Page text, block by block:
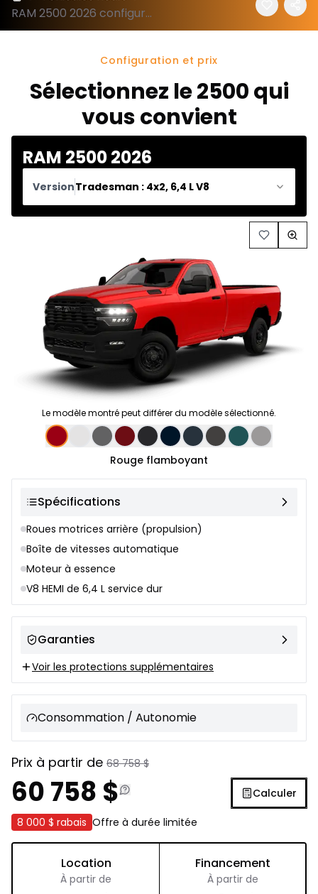
RAM 2500 2026 configuration et prix
Configuration et prix
Sélectionnez le 2500 qui
vous convient
RAM 2500 2026
VersionTradesman : 4x2, 6,4 L V8
Le modèle montré peut différer du modèle sélectionné.
Sélection de couleur
Rouge flamboyant
Spécifications
Roues motrices arrière (propulsion)
Boîte de vitesses automatique
Moteur à essence
V8 HEMI de 6,4 L service dur
Garanties
Voir les protections supplémentaires
Consommation / Autonomie
Prix à partir de 68 758$
60 758 $ Calculer
8 000 $ rabais Offre à durée limitée
Location
À partir de
Financement
À partir de